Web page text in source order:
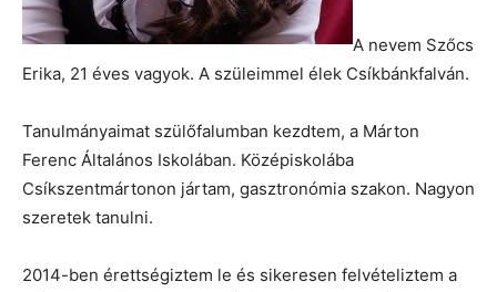
A nevem Szőcs
Erika, 21 éves vagyok. A szüleimmel élek Csíkbánkfalván.
Tanulmányaimat szülőfalumban kezdtem, a Márton
Ferenc Általános Iskolában. Középiskolába
Csíkszentmártonon jártam, gasztronómia szakon. Nagyon
szeretek tanulni.
2014-ben érettségiztem le és sikeresen felvételiztem a